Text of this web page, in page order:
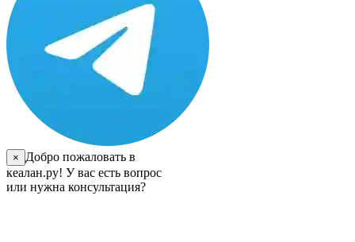
×
Добро пожаловать в
кеалан.ру! У вас есть вопрос
или нужна консультация?